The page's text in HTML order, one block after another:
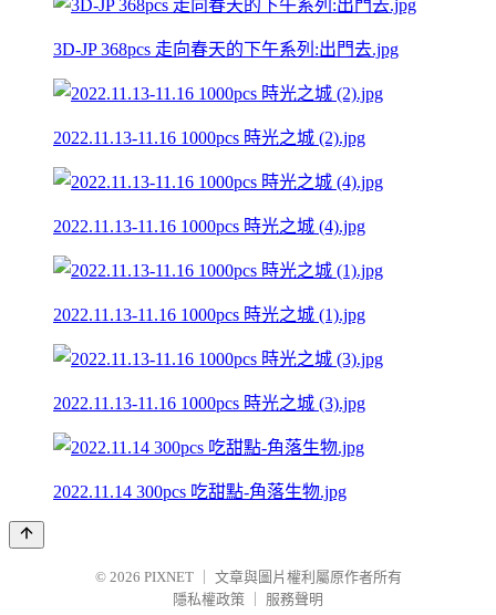
3D-JP 368pcs 走向春天的下午系列:出門去.jpg
2022.11.13-11.16 1000pcs 時光之城 (2).jpg
2022.11.13-11.16 1000pcs 時光之城 (4).jpg
2022.11.13-11.16 1000pcs 時光之城 (1).jpg
2022.11.13-11.16 1000pcs 時光之城 (3).jpg
2022.11.14 300pcs 吃甜點-角落生物.jpg
© 2026 PIXNET
文章與圖片權利屬原作者所有
隱私權政策
服務聲明